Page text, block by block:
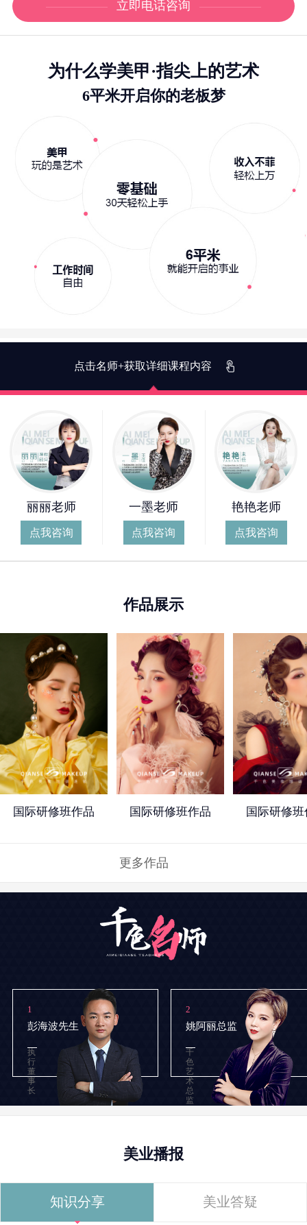
立即电话咨询
为什么学美甲·指尖上的艺术
6平米开启你的老板梦
点击名师+获取详细课程内容
丽丽老师
点我咨询
一墨老师
点我咨询
艳艳老师
点我咨询
作品展示
国际研修班作品 国际研修班作品 国际研修
更多作品
1
彭海波先生
执
行
董
事
长
2
姚阿丽总监
千
色
艺
术
总
监
美业播报
知识分享 美业答疑